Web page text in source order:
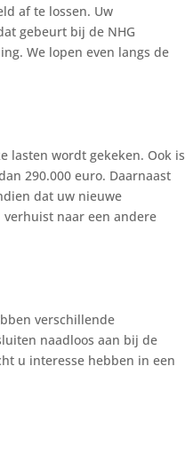
af te lossen. Uw
gebeurt bij de NHG
We lopen even langs de
lasten wordt gekeken. Ook is
290.000 euro. Daarnaast
dat uw nieuwe
verhuist naar een andere
verschillende
naadloos aan bij de
u interesse hebben in een